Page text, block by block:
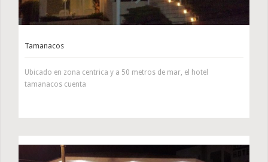
Tamanacos
Ubicado en zona centrica y a 50 metros de mar, el hotel
tamanacos cuenta